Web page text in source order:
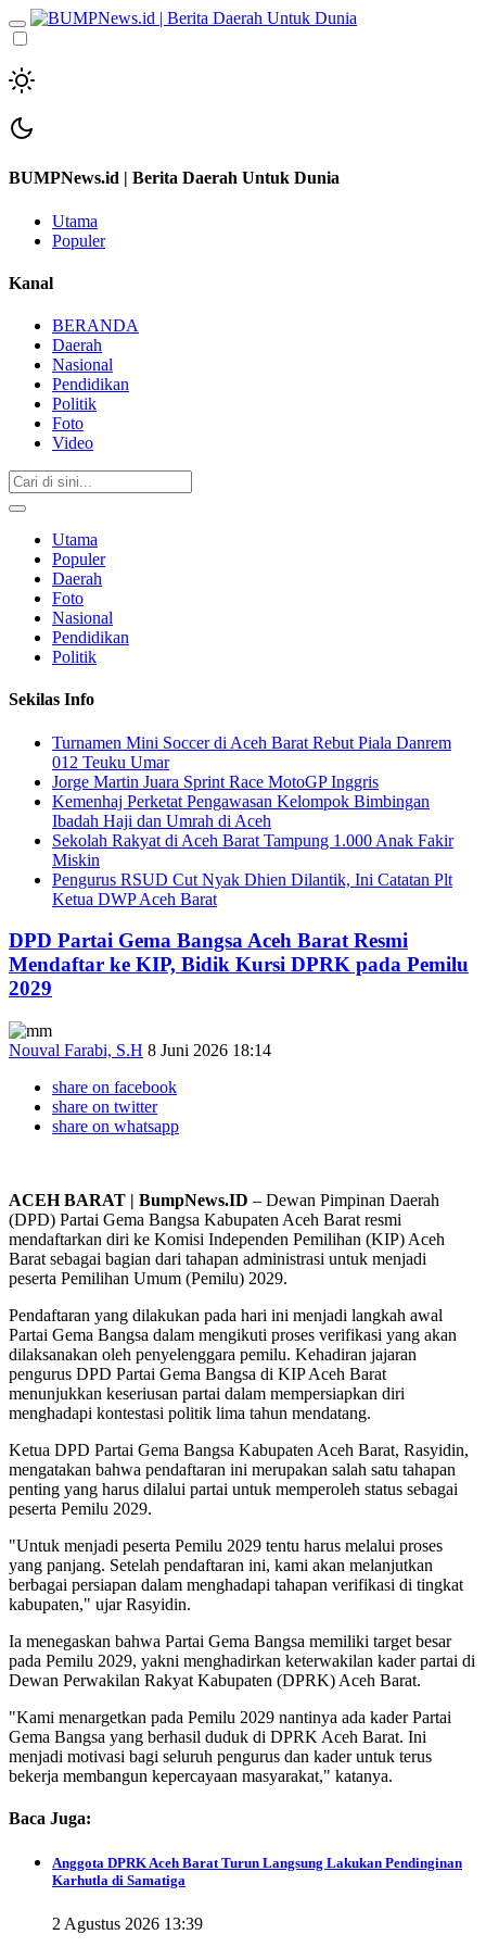
BUMPNews.id | Berita Daerah Untuk Dunia
Utama
Populer
Kanal
BERANDA
Daerah
Nasional
Pendidikan
Politik
Foto
Video
Utama
Populer
Daerah
Foto
Nasional
Pendidikan
Politik
Sekilas Info
Turnamen Mini Soccer di Aceh Barat Rebut Piala Danrem
012 Teuku Umar
Jorge Martin Juara Sprint Race MotoGP Inggris
Kemenhaj Perketat Pengawasan Kelompok Bimbingan
Ibadah Haji dan Umrah di Aceh
Sekolah Rakyat di Aceh Barat Tampung 1.000 Anak Fakir
Miskin
Pengurus RSUD Cut Nyak Dhien Dilantik, Ini Catatan Plt
Ketua DWP Aceh Barat
DPD Partai Gema Bangsa Aceh Barat Resmi
Mendaftar ke KIP, Bidik Kursi DPRK pada Pemilu
2029
Nouval Farabi, S.H 8 Juni 2026 18:14
share on facebook
share on twitter
share on whatsapp
ACEH BARAT | BumpNews.ID – Dewan Pimpinan Daerah
(DPD) Partai Gema Bangsa Kabupaten Aceh Barat resmi
mendaftarkan diri ke Komisi Independen Pemilihan (KIP) Aceh
Barat sebagai bagian dari tahapan administrasi untuk menjadi
peserta Pemilihan Umum (Pemilu) 2029.
Pendaftaran yang dilakukan pada hari ini menjadi langkah awal
Partai Gema Bangsa dalam mengikuti proses verifikasi yang akan
dilaksanakan oleh penyelenggara pemilu. Kehadiran jajaran
pengurus DPD Partai Gema Bangsa di KIP Aceh Barat
menunjukkan keseriusan partai dalam mempersiapkan diri
menghadapi kontestasi politik lima tahun mendatang.
Ketua DPD Partai Gema Bangsa Kabupaten Aceh Barat, Rasyidin,
mengatakan bahwa pendaftaran ini merupakan salah satu tahapan
penting yang harus dilalui partai untuk memperoleh status sebagai
peserta Pemilu 2029.
"Untuk menjadi peserta Pemilu 2029 tentu harus melalui proses
yang panjang. Setelah pendaftaran ini, kami akan melanjutkan
berbagai persiapan dalam menghadapi tahapan verifikasi di tingkat
kabupaten," ujar Rasyidin.
Ia menegaskan bahwa Partai Gema Bangsa memiliki target besar
pada Pemilu 2029, yakni menghadirkan keterwakilan kader partai di
Dewan Perwakilan Rakyat Kabupaten (DPRK) Aceh Barat.
"Kami menargetkan pada Pemilu 2029 nantinya ada kader Partai
Gema Bangsa yang berhasil duduk di DPRK Aceh Barat. Ini
menjadi motivasi bagi seluruh pengurus dan kader untuk terus
bekerja membangun kepercayaan masyarakat," katanya.
Baca Juga:
Anggota DPRK Aceh Barat Turun Langsung Lakukan Pendinginan
Karhutla di Samatiga
2 Agustus 2026 13:39